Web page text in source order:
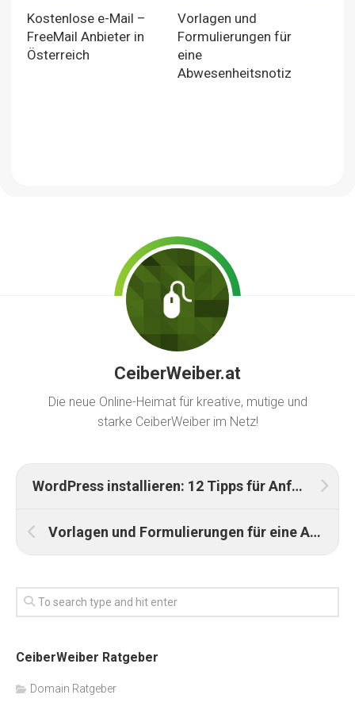
Kostenlose e-Mail –
FreeMail Anbieter in
Österreich
Vorlagen und
Formulierungen für
eine
Abwesenheitsnotiz
CeiberWeiber.at
Die neue Online-Heimat für kreative, mutige und
starke CeiberWeiber im Netz!
WordPress installieren: 12 Tipps für Anfänger
Vorlagen und Formulierungen für eine Abwesenheitsnotiz
CeiberWeiber Ratgeber
Domain Ratgeber